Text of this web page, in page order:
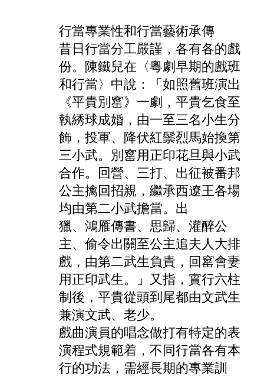
行當專業性和行當藝術承傳
昔日行當分工嚴謹，各有各的戲
份。陳鐵兒在〈粵劇早期的戲班
和行當〉中說：「如照舊班演出
《平貴別窰》一劇，平貴乞食至
執綉球成婚，由一至三名小生分
飾，投軍、降伏紅鬃烈馬始換第
三小武。別窰用正印花旦與小武
合作。回營、三打、出征被番邦
公主擒回招親，繼承西遼王各場
均由第二小武擔當。出
獵、鴻雁傳書、思歸、灌醉公
主、偷令出關至公主追夫人大排
戲，由第二武生負責，回窰會妻
用正印武生。」又指，實行六柱
制後，平貴從頭到尾都由文武生
兼演文武、老少。
戲曲演員的唱念做打有特定的表
演程式規範着，不同行當各有本
行的功法，需經長期的專業訓